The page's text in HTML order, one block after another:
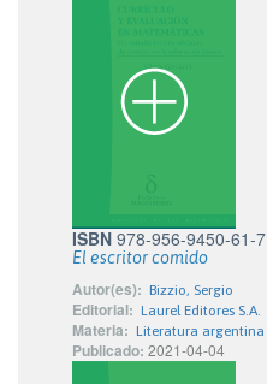
ISBN 978-956-9450-61-7
El escritor comido
Autor(es): Bizzio, Sergio
Editorial: Laurel Editores S.A.
Materia: Literatura argentina
Publicado: 2021-04-04